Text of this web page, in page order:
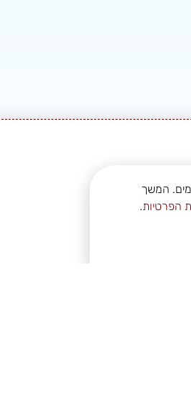
המשך
הפרטיות.